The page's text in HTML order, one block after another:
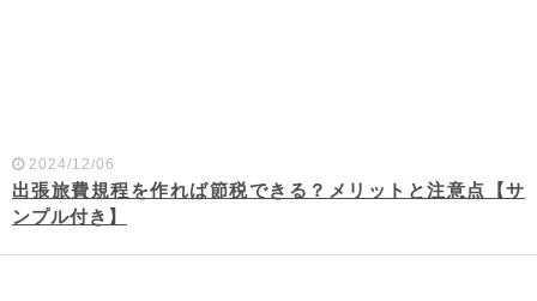
2024/12/06
出張旅費規程を作れば節税できる？メリットと注意点【サ
ンプル付き】